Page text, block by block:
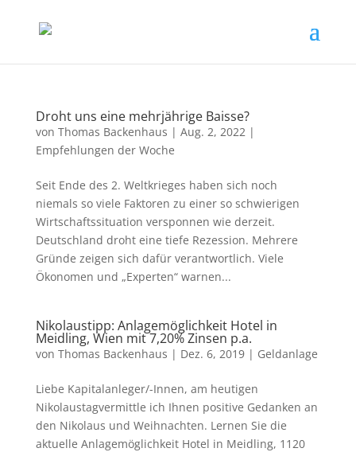
Droht uns eine mehrjährige Baisse?
von Thomas Backenhaus | Aug. 2, 2022|
Empfehlungen der Woche
Seit Ende des 2. Weltkrieges haben sich noch
niemals so viele Faktoren zu einer so schwierigen
Wirtschaftssituation versponnen wie derzeit.
Deutschland droht eine tiefe Rezession. Mehrere
Gründe zeigen sich dafür verantwortlich. Viele
Ökonomen und „Experten“ warnen...
Nikolaustipp: Anlagemöglichkeit Hotel in
Meidling, Wien mit 7,20% Zinsen p.a.
von Thomas Backenhaus | Dez. 6, 2019| Geldanlage
Liebe Kapitalanleger/-Innen, am heutigen
Nikolaustagvermittle ich Ihnen positive Gedanken an
den Nikolaus und Weihnachten. Lernen Sie die
aktuelle Anlagemöglichkeit Hotel in Meidling, 1120